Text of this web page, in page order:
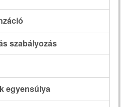
szabályozás
egyensúlya